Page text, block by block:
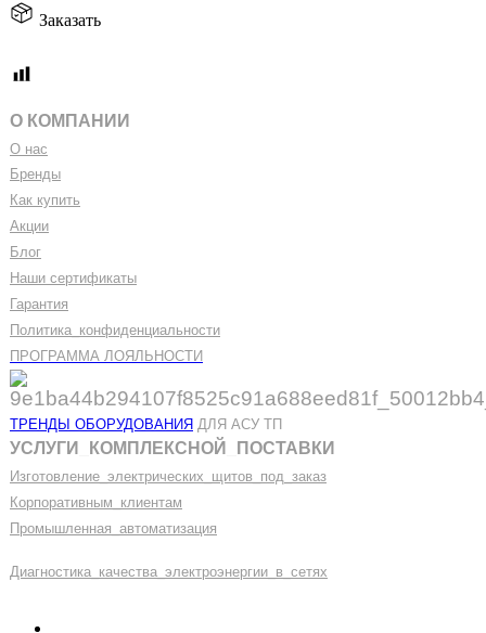
Заказать
О КОМПАНИИ
О нас
Бренды
Как купить
Акции
Блог
Наши сертификаты
Гарантия
Политика конфиденциальности
ПРОГРАММА ЛОЯЛЬНОСТИ
ТРЕНДЫ ОБОРУДОВАНИЯ ДЛЯ АСУ ТП
УСЛУГИ КОМПЛЕКСНОЙ ПОСТАВКИ
Изготовление электрических щитов под заказ
Корпоративным клиентам
Промышленная автоматизация
Диагностика качества электроэнергии в сетях